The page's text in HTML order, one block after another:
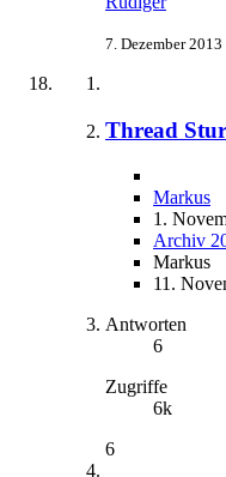
7. Dezember
Thread
Markus
1.
Archiv
Markus
11.
Antworten
6
Zugriffe
6k
6